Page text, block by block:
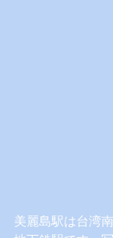
美麗島駅は台湾